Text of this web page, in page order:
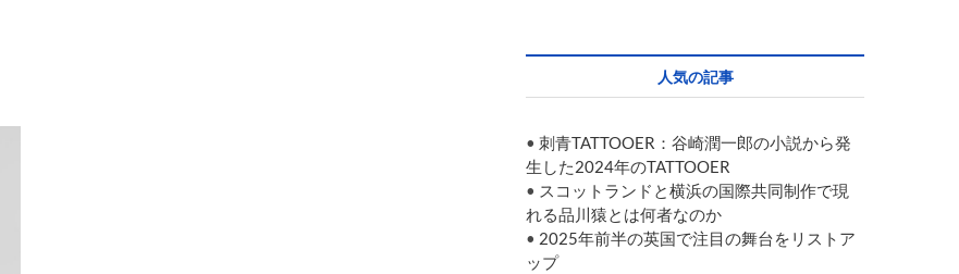
人気の記事
• 刺青TATTOOER：谷崎潤一郎の小説から発
生した2024年のTATTOOER
• スコットランドと横浜の国際共同制作で現
れる品川猿とは何者なのか
• 2025年前半の英国で注目の舞台をリストア
ップ